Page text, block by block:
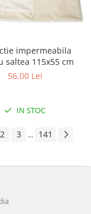
impermeabila
saltea 115x55 cm
56,00 Lei
IN STOC
2 3 ... 141